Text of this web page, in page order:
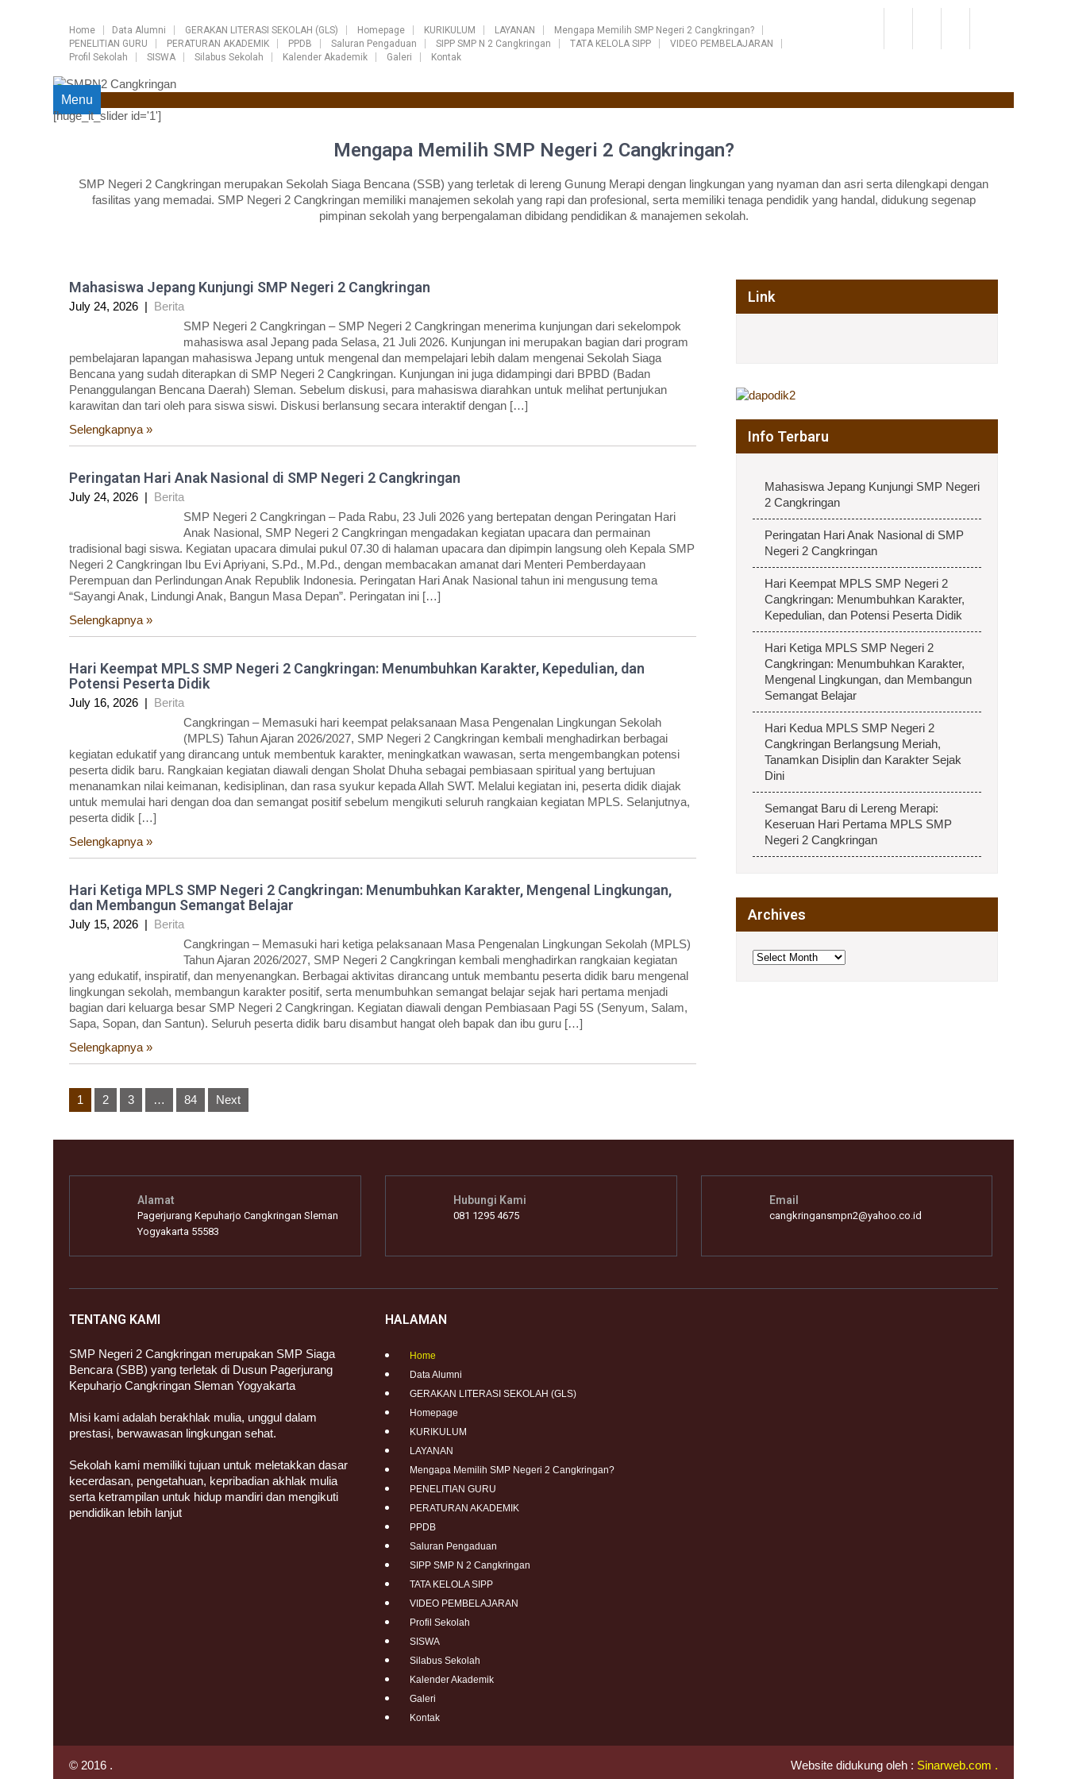
Home Data Alumni GERAKAN LITERASI SEKOLAH (GLS) Homepage KURIKULUM LAYANAN
Mengapa Memilih SMP Negeri 2 Cangkringan?
PENELITIAN GURU
PERATURAN AKADEMIK PPDB Saluran Pengaduan SIPP SMP N 2 Cangkringan TATA KELOLA SIPP
VIDEO PEMBELAJARAN
Profil Sekolah
SISWA Silabus Sekolah Kalender Akademik Galeri Kontak
Menu
[huge_it_slider id='1']
Mengapa Memilih SMP Negeri 2 Cangkringan?
SMP Negeri 2 Cangkringan merupakan Sekolah Siaga Bencana (SSB) yang terletak di lereng Gunung Merapi dengan lingkungan yang nyaman dan asri serta dilengkapi dengan
fasilitas yang memadai. SMP Negeri 2 Cangkringan memiliki manajemen sekolah yang rapi dan profesional, serta memiliki tenaga pendidik yang handal, didukung segenap
pimpinan sekolah yang berpengalaman dibidang pendidikan & manajemen sekolah.
Mahasiswa Jepang Kunjungi SMP Negeri 2 Cangkringan
July 24, 2026 | Berita
SMP Negeri 2 Cangkringan – SMP Negeri 2 Cangkringan menerima kunjungan dari sekelompok
mahasiswa asal Jepang pada Selasa, 21 Juli 2026. Kunjungan ini merupakan bagian dari program
pembelajaran lapangan mahasiswa Jepang untuk mengenal dan mempelajari lebih dalam mengenai Sekolah Siaga
Bencana yang sudah diterapkan di SMP Negeri 2 Cangkringan. Kunjungan ini juga didampingi dari BPBD (Badan
Penanggulangan Bencana Daerah) Sleman. Sebelum diskusi, para mahasiswa diarahkan untuk melihat pertunjukan
karawitan dan tari oleh para siswa siswi. Diskusi berlansung secara interaktif dengan […]
Selengkapnya »
Peringatan Hari Anak Nasional di SMP Negeri 2 Cangkringan
July 24, 2026 | Berita
SMP Negeri 2 Cangkringan – Pada Rabu, 23 Juli 2026 yang bertepatan dengan Peringatan Hari
Anak Nasional, SMP Negeri 2 Cangkringan mengadakan kegiatan upacara dan permainan
tradisional bagi siswa. Kegiatan upacara dimulai pukul 07.30 di halaman upacara dan dipimpin langsung oleh Kepala SMP
Negeri 2 Cangkringan Ibu Evi Apriyani, S.Pd., M.Pd., dengan membacakan amanat dari Menteri Pemberdayaan
Perempuan dan Perlindungan Anak Republik Indonesia. Peringatan Hari Anak Nasional tahun ini mengusung tema
“Sayangi Anak, Lindungi Anak, Bangun Masa Depan”. Peringatan ini […]
Selengkapnya »
Hari Keempat MPLS SMP Negeri 2 Cangkringan: Menumbuhkan Karakter, Kepedulian, dan
Potensi Peserta Didik
July 16, 2026 | Berita
Cangkringan – Memasuki hari keempat pelaksanaan Masa Pengenalan Lingkungan Sekolah
(MPLS) Tahun Ajaran 2026/2027, SMP Negeri 2 Cangkringan kembali menghadirkan berbagai
kegiatan edukatif yang dirancang untuk membentuk karakter, meningkatkan wawasan, serta mengembangkan potensi
peserta didik baru. Rangkaian kegiatan diawali dengan Sholat Dhuha sebagai pembiasaan spiritual yang bertujuan
menanamkan nilai keimanan, kedisiplinan, dan rasa syukur kepada Allah SWT. Melalui kegiatan ini, peserta didik diajak
untuk memulai hari dengan doa dan semangat positif sebelum mengikuti seluruh rangkaian kegiatan MPLS. Selanjutnya,
peserta didik […]
Selengkapnya »
Hari Ketiga MPLS SMP Negeri 2 Cangkringan: Menumbuhkan Karakter, Mengenal Lingkungan,
dan Membangun Semangat Belajar
July 15, 2026 | Berita
Cangkringan – Memasuki hari ketiga pelaksanaan Masa Pengenalan Lingkungan Sekolah (MPLS)
Tahun Ajaran 2026/2027, SMP Negeri 2 Cangkringan kembali menghadirkan rangkaian kegiatan
yang edukatif, inspiratif, dan menyenangkan. Berbagai aktivitas dirancang untuk membantu peserta didik baru mengenal
lingkungan sekolah, membangun karakter positif, serta menumbuhkan semangat belajar sejak hari pertama menjadi
bagian dari keluarga besar SMP Negeri 2 Cangkringan. Kegiatan diawali dengan Pembiasaan Pagi 5S (Senyum, Salam,
Sapa, Sopan, dan Santun). Seluruh peserta didik baru disambut hangat oleh bapak dan ibu guru […]
Selengkapnya »
Posts
pagination
1 2 3 … 84 Next
Link
Info Terbaru
Mahasiswa Jepang Kunjungi SMP Negeri
2 Cangkringan
Peringatan Hari Anak Nasional di SMP
Negeri 2 Cangkringan
Hari Keempat MPLS SMP Negeri 2
Cangkringan: Menumbuhkan Karakter,
Kepedulian, dan Potensi Peserta Didik
Hari Ketiga MPLS SMP Negeri 2
Cangkringan: Menumbuhkan Karakter,
Mengenal Lingkungan, dan Membangun
Semangat Belajar
Hari Kedua MPLS SMP Negeri 2
Cangkringan Berlangsung Meriah,
Tanamkan Disiplin dan Karakter Sejak
Dini
Semangat Baru di Lereng Merapi:
Keseruan Hari Pertama MPLS SMP
Negeri 2 Cangkringan
Archives
Archives
Alamat
Pagerjurang Kepuharjo Cangkringan Sleman
Yogyakarta 55583
Hubungi Kami
081 1295 4675
Email
cangkringansmpn2@yahoo.co.id
TENTANG KAMI
SMP Negeri 2 Cangkringan merupakan SMP Siaga
Bencara (SBB) yang terletak di Dusun Pagerjurang
Kepuharjo Cangkringan Sleman Yogyakarta
Misi kami adalah berakhlak mulia, unggul dalam
prestasi, berwawasan lingkungan sehat.
Sekolah kami memiliki tujuan untuk meletakkan dasar
kecerdasan, pengetahuan, kepribadian akhlak mulia
serta ketrampilan untuk hidup mandiri dan mengikuti
pendidikan lebih lanjut
HALAMAN
Home
Data Alumni
GERAKAN LITERASI SEKOLAH (GLS)
Homepage
KURIKULUM
LAYANAN
Mengapa Memilih SMP Negeri 2 Cangkringan?
PENELITIAN GURU
PERATURAN AKADEMIK
PPDB
Saluran Pengaduan
SIPP SMP N 2 Cangkringan
TATA KELOLA SIPP
VIDEO PEMBELAJARAN
Profil Sekolah
SISWA
Silabus Sekolah
Kalender Akademik
Galeri
Kontak
© 2016 . Website didukung oleh : Sinarweb.com .